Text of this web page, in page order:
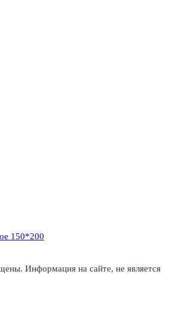
150*200
Информация на сайте, не является